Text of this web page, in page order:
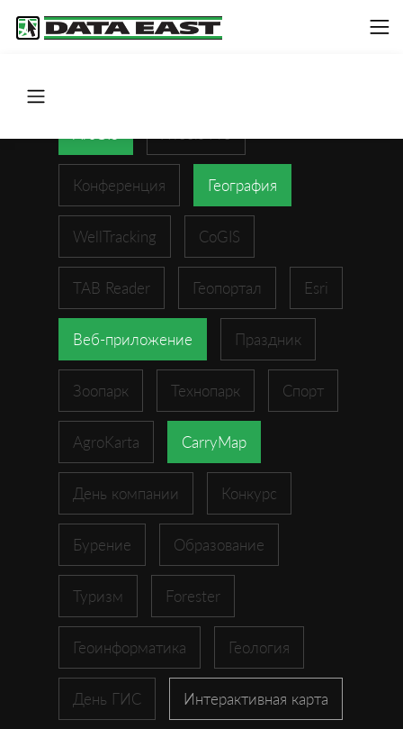
Конференция География
WellTracking CoGIS
TAB Reader Геопортал Esri
Веб-приложение Праздник
Зоопарк Технопарк Спорт
AgroKarta CarryMap
День компании Конкурс
Бурение Образование
Туризм Forester
Геоинформатика Геология
День ГИС Интерактивная карта